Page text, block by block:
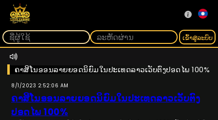
ເຂົ້າ​ສູ່​ລະ​ບົບ
ຄາສິໂນອອນລາຍຍອດນິຍົມໃນປະເທດລາວເວັບຕົງປອດໄພ 100%
8/1/2023 2:52:06 AM
ຄາສິໂນອອນລາຍຍອດນິຍົມໃນປະເທດລາວເວັບຕົງ
ປອດໄພ 100%